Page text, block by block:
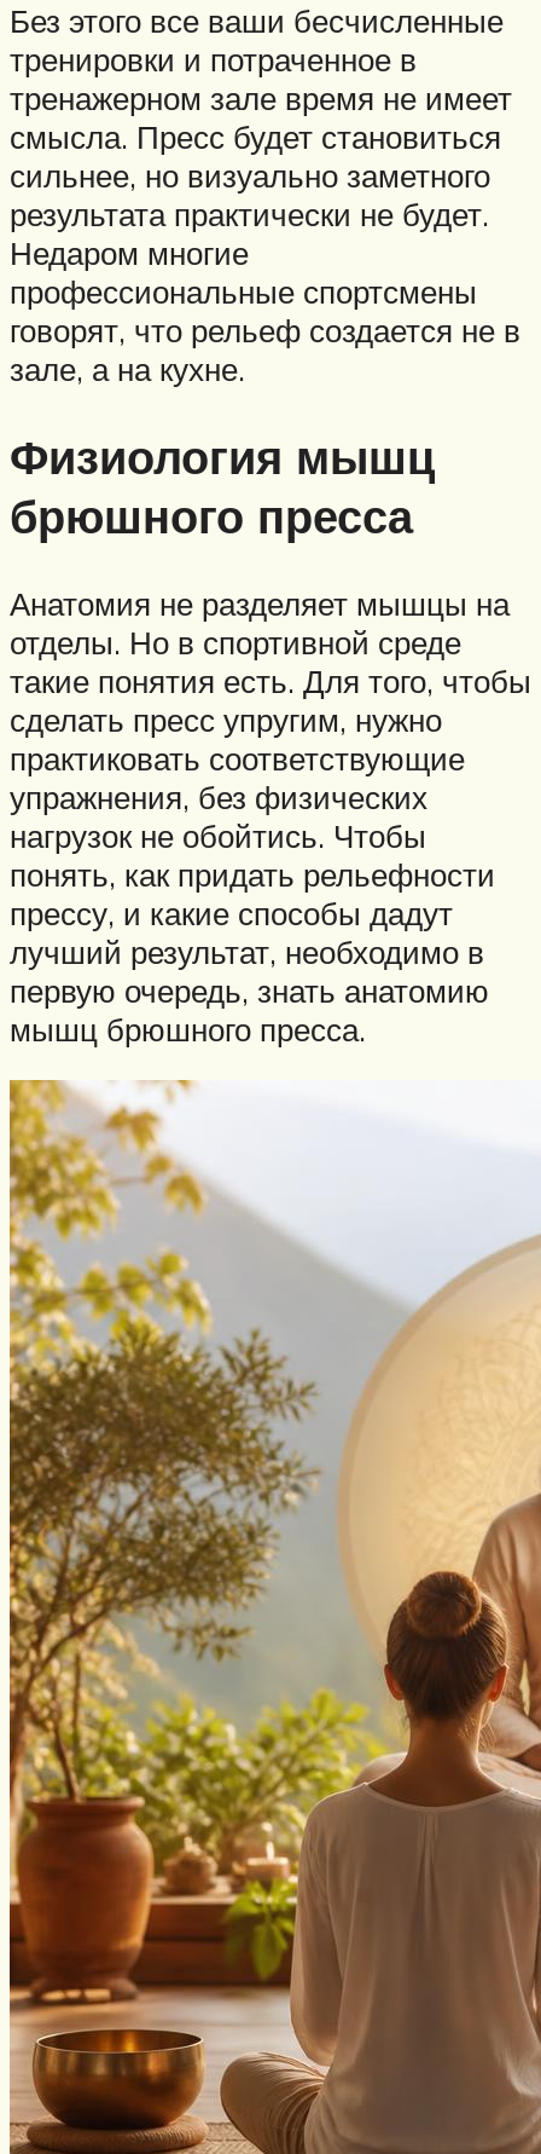
Без этого все ваши бесчисленные
тренировки и потраченное в
тренажерном зале время не имеет
смысла. Пресс будет становиться
сильнее, но визуально заметного
результата практически не будет.
Недаром многие
профессиональные спортсмены
говорят, что рельеф создается не в
зале, а на кухне.
Физиология мышц
брюшного пресса
Анатомия не разделяет мышцы на
отделы. Но в спортивной среде
такие понятия есть. Для того, чтобы
сделать пресс упругим, нужно
практиковать соответствующие
упражнения, без физических
нагрузок не обойтись. Чтобы
понять, как придать рельефности
прессу, и какие способы дадут
лучший результат, необходимо в
первую очередь, знать анатомию
мышц брюшного пресса.